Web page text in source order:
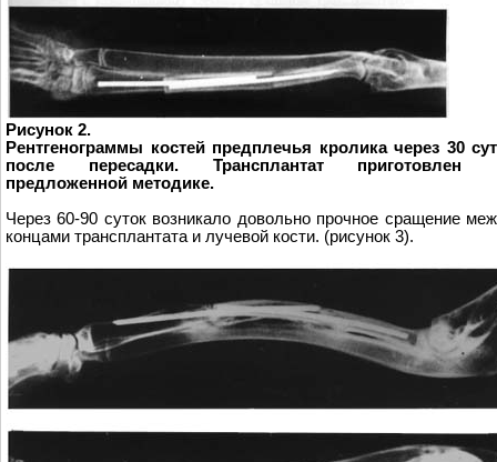
Рисунок 2.
Рентгенограммы костей предплечья кролика через 30
после пересадки. Трансплантат приготовлен
предложенной методике.
Через 60-90 суток возникало довольно прочное сращение
концами трансплантата и лучевой кости. (рисунок 3).